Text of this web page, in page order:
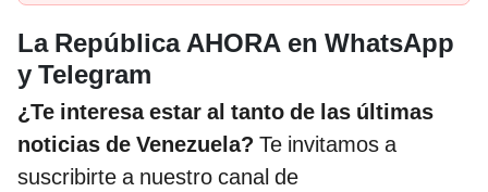
La República AHORA en WhatsApp
y Telegram
¿Te interesa estar al tanto de las últimas
noticias de Venezuela? Te invitamos a
suscribirte a nuestro canal de